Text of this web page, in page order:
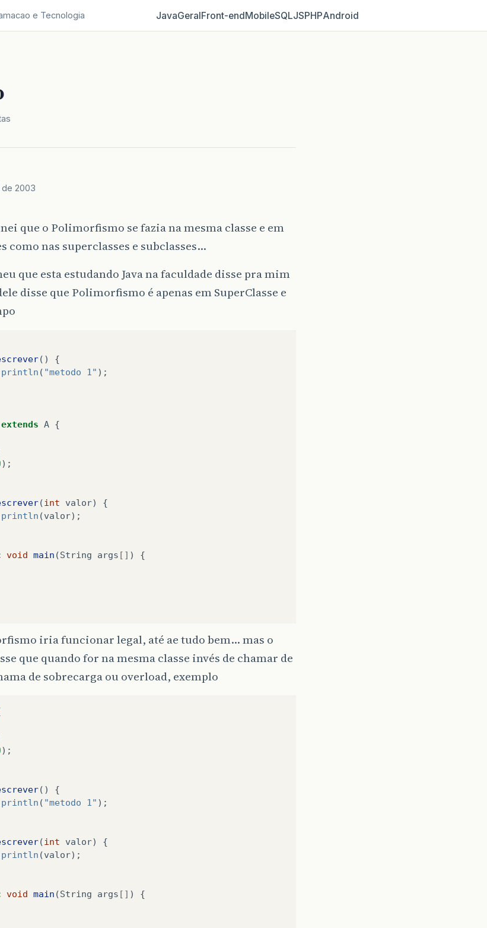
e Tecnologia JavaGeralFront‑endMobileSQLJSPHPAndroid
2003
que o Polimorfismo se fazia na mesma classe e em
como nas superclasses e subclasses…
que esta estudando Java na faculdade disse pra mim
disse que Polimorfismo é apenas em SuperClasse e
()
{
println ( "metodo 1" );
extends A {
);
(int valor)
{
println (valor);
void main (String args [] )
{
iria funcionar legal, até ae tudo bem… mas o
que quando for na mesma classe invés de chamar de
de sobrecarga ou overload, exemplo
);
()
{
println ( "metodo 1" );
(int valor)
{
println (valor);
void main (String args [] )
{